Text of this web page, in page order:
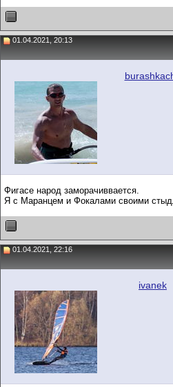
01.04.2021, 20:13
Фигасе народ заморачиввается.
Я с Маранцем и Фокалами своими
01.04.2021, 22:16
ivanek